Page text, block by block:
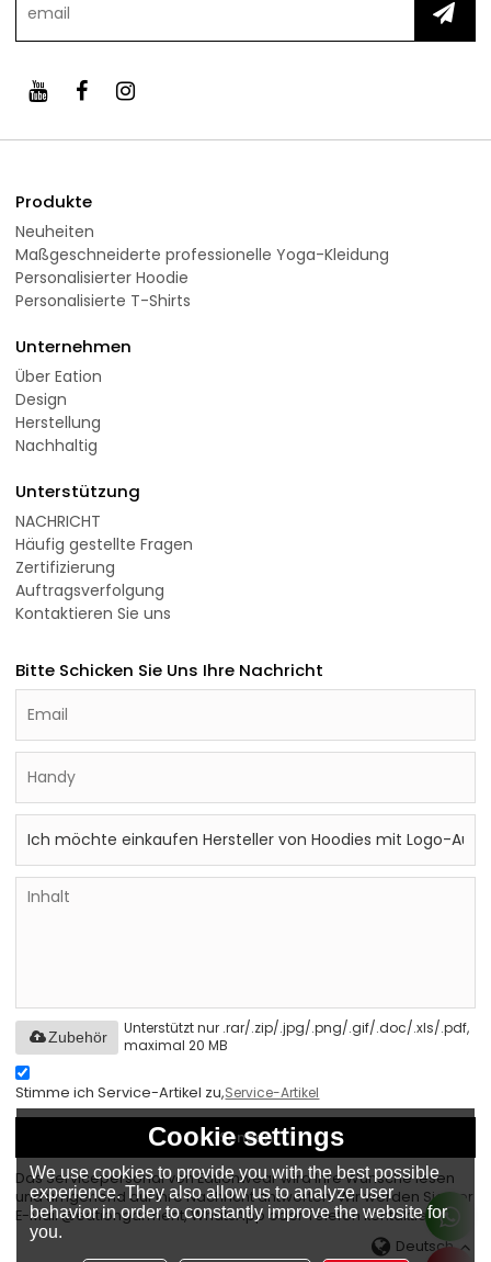
Produkte
Neuheiten
Maßgeschneiderte professionelle Yoga-Kleidung
Personalisierter Hoodie
Personalisierte T-Shirts
Unternehmen
Über Eation
Design
Herstellung
Nachhaltig
Unterstützung
NACHRICHT
Häufig gestellte Fragen
Zertifizierung
Auftragsverfolgung
Kontaktieren Sie uns
Bitte Schicken Sie Uns Ihre Nachricht
Unterstützt nur .rar/.zip/.jpg/.png/.gif/.doc/.xls/.pdf,
maximal 20 MB
Zubehör
Stimme ich Service-Artikel zu,Service-Artikel
Senden
Das Servicepersonal von Eationwear wird Ihre Wünsche lesen
und umgehend auf Ihre Nachricht antworten. Wir werden Sie per
E-Mail @eationgarment, WhatsApp oder Telefon kontaktieren.
Deutsch
Cookie settings
We use cookies to provide you with the best possible
experience. They also allow us to analyze user
behavior in order to constantly improve the website for
you.